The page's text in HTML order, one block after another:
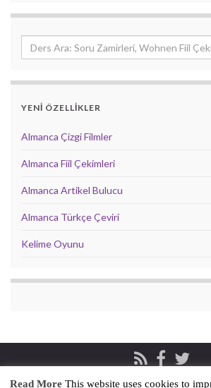
YENİ ÖZELLİKLER
Almanca Çizgi Filmler
Almanca Fiil Çekimleri
Almanca Artikel Bulucu
Almanca Türkçe Çeviri
Kelime Oyunu
Read More This website uses cookies to